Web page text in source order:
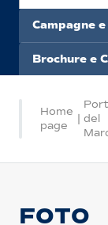
Campagne
Brochure e
Home
page
| del
FOTO